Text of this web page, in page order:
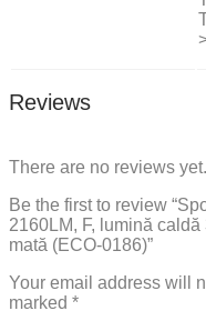
Reviews
There are no reviews yet.
Be the first to review
2160LM, F, lumină
mată (ECO-0186)”
Your email address will
marked *